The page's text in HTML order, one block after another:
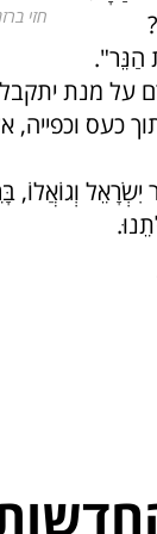
חזי
הַנֵּר".
על מנת
כעס
יִשְׂרָאֵל וְגוֹאֲלוֹ,